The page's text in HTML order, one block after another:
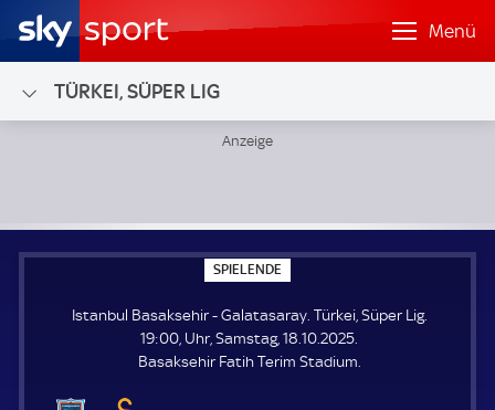
Menü
TÜRKEI, SÜPER LIG
SPIELENDE
P
E
L
E
N
Istanbul Basaksehir - Galatasaray. Türkei, Süper Lig.
19:00, Uhr, Samstag, 18.10.2025.
Basaksehir Fatih Terim Stadium.